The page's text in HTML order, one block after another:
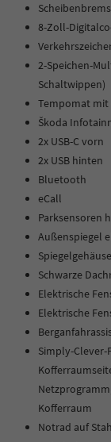
8-Zoll-
2-Speichen-
Schaltwippen)
Tempomat mit
Škoda
2x USB-C vorn
2x USB hinten
Bluetooth
eCall
Parksensoren
Außenspiegel
Schwarze
Elektrische
Elektrische
Simply-Clever-
Kofferraum
Notrad auf